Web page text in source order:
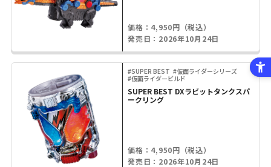
価格：4,950円（税込）
発売日：2026年10月24日
#SUPER BEST #仮面ライダーシリーズ
#仮面ライダービルド
SUPER BEST DXラビットタンクスパ
ークリング
価格：4,950円（税込）
発売日：2026年10月24日